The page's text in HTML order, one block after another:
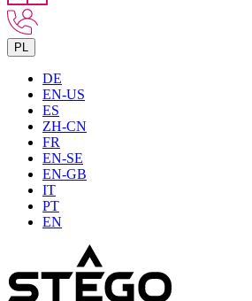
PL
DE
EN-US
ES
ZH-CN
FR
EN-SE
EN-GB
IT
PT
EN